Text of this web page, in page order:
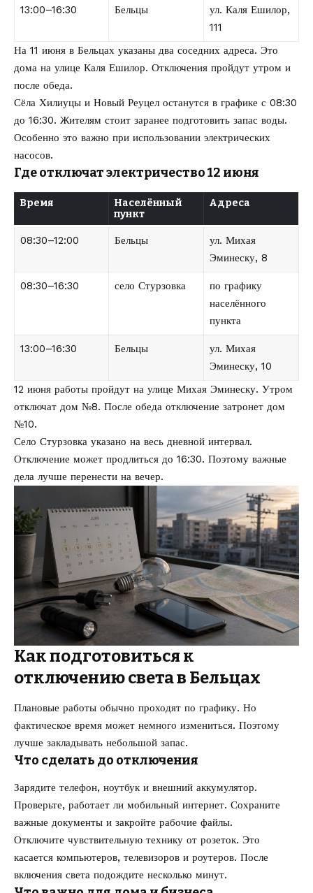
13:00–16:30 Бельцы
ул. Каля Ешилор,
111
На 11 июня в Бельцах указаны два соседних адреса. Это
дома на улице Каля Ешилор. Отключения пройдут утром и
после обеда.
Сёла Хилиуцы и Новый Реуцел останутся в графике с 08:30
до 16:30. Жителям стоит заранее подготовить запас воды.
Особенно это важно при использовании электрических
насосов.
Где отключат электричество 12 июня
Время
Населённый
пункт
Адреса
08:30–12:00 Бельцы
ул. Михая
Эминеску, 8
08:30–16:30 село Стурзовка
по графику
населённого
пункта
13:00–16:30 Бельцы
ул. Михая
Эминеску, 10
12 июня работы пройдут на улице Михая Эминеску. Утром
отключат дом №8. После обеда отключение затронет дом
№10.
Село Стурзовка указано на весь дневной интервал.
Отключение может продлиться до 16:30. Поэтому важные
дела лучше перенести на вечер.
Как подготовиться к
отключению света в Бельцах
Плановые работы обычно проходят по графику. Но
фактическое время может немного измениться. Поэтому
лучше закладывать небольшой запас.
Что сделать до отключения
Зарядите телефон, ноутбук и внешний аккумулятор.
Проверьте, работает ли мобильный интернет. Сохраните
важные документы и закройте рабочие файлы.
Отключите чувствительную технику от розеток. Это
касается компьютеров, телевизоров и роутеров. После
включения света подождите несколько минут.